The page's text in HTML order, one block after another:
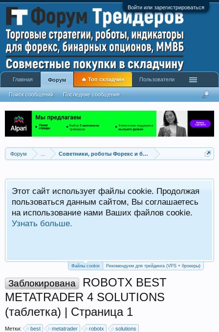
Войти или зарегистрироваться
Форум Советники, роботы Форекс и бинарных опционов
Этот сайт использует файлы cookie. Продолжая
пользоваться данным сайтом, Вы соглашаетесь
на использование нами Ваших файлов cookie.
Узнать больше.
Файлы cookie Рекомендуем для трейдинга (VPS + брокеры)
Заблокирована
ROBOTX BEST
METATRADER 4 SOLUTIONS
(таблетка) | Страница 1
Метки: best metatrader robotx solutions
Главная Форум
Поиск сообщений Последние сообщения
🔥 Топ складчин Пользователи